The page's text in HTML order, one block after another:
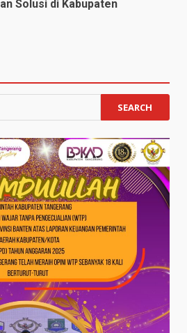
Solusi di Kabupaten